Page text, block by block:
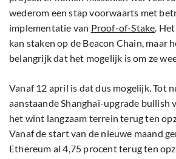
wederom een stap voorwaarts met
implementatie van Proof-of-Stake.
kan staken op de Beacon Chain, maar
belangrijk dat het mogelijk is om ze
Vanaf 12 april is dat dus mogelijk. Tot
aanstaande Shanghai-upgrade bullish
het wint langzaam terrein terug ten
Vanaf de start van de nieuwe maand
Ethereum al 4,75 procent terug ten